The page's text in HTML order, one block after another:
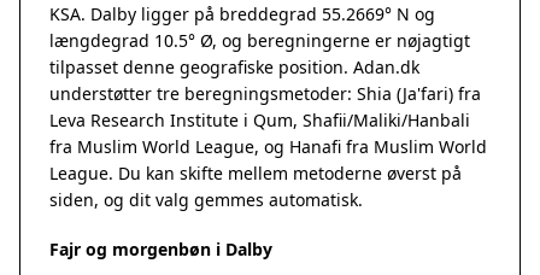
KSA. Dalby ligger på breddegrad 55.2669° N og
længdegrad 10.5° Ø, og beregningerne er nøjagtigt
tilpasset denne geografiske position. Adan.dk
understøtter tre beregningsmetoder: Shia (Ja'fari) fra
Leva Research Institute i Qum, Shafii/Maliki/Hanbali
fra Muslim World League, og Hanafi fra Muslim World
League. Du kan skifte mellem metoderne øverst på
siden, og dit valg gemmes automatisk.
Fajr og morgenbøn i Dalby